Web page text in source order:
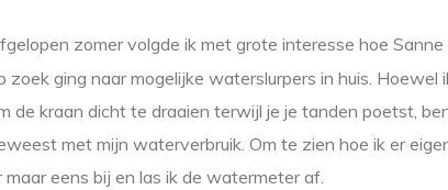
zomer volgde ik met grote interesse hoe
zoek ging naar mogelijke waterslurpers in huis.
de kraan dicht te draaien terwijl je je tanden poetst,
met mijn waterverbruik. Om te zien hoe ik er
maar eens bij en las ik de watermeter af.